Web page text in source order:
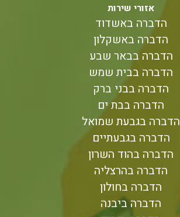
אזורי שירות
הדברה באשדוד
הדברה באשקלון
הדברה בבאר שבע
הדברה בבית שמש
הדברה בבני ברק
הדברה בבת ים
הדברה בגבעת שמואל
הדברה בגבעתיים
הדברה בהוד השרון
הדברה בהרצליה
הדברה בחולון
הדברה ביבנה